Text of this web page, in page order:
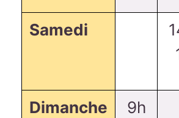
Samedi
Dimanche
9h